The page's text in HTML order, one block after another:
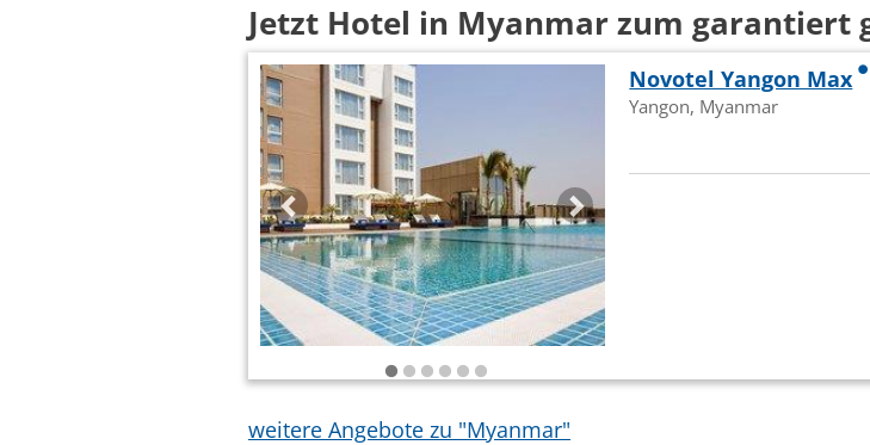
Jetzt Hotel in Myanmar zum garantiert
Novotel Yangon Max
Yangon, Myanmar
weitere Angebote zu "Myanmar"